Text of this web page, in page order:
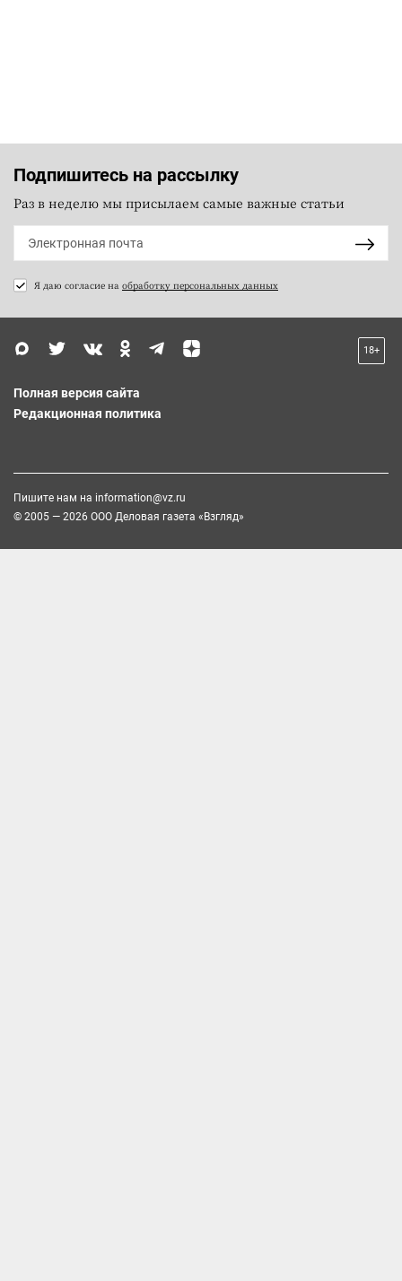
Подпишитесь на рассылку
Раз в неделю мы присылаем самые важные статьи
Я даю согласие на обработку персональных данных
18+
Полная версия сайта
Редакционная политика
Пишите нам на information@vz.ru
© 2005 — 2026 ООО Деловая газета «Взгляд»